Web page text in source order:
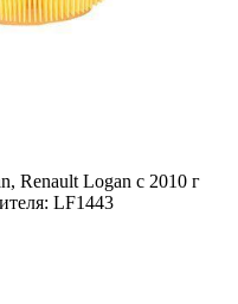
Renault Logan c 2010 г
LF1443